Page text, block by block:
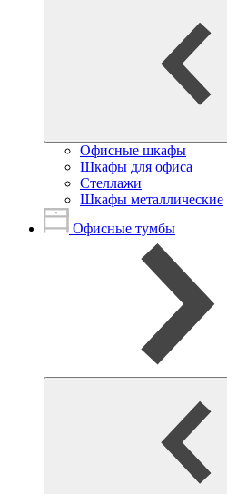
Офисные шкафы
Шкафы для офиса
Стеллажи
Шкафы металлические
Офисные тумбы